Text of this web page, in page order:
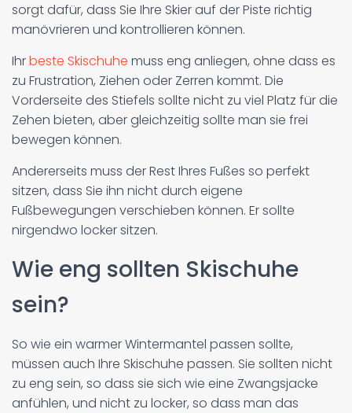
sorgt dafür, dass Sie Ihre Skier auf der Piste richtig
manövrieren und kontrollieren können.
Ihrbeste Skischuhe muss eng anliegen, ohne dass es
zu Frustration, Ziehen oder Zerren kommt. Die
Vorderseite des Stiefels sollte nicht zu viel Platz für die
Zehen bieten, aber gleichzeitig sollte man sie frei
bewegen können.
Andererseits muss der Rest Ihres Fußes so perfekt
sitzen, dass Sie ihn nicht durch eigene
Fußbewegungen verschieben können. Er sollte
nirgendwo locker sitzen.
Wie eng sollten Skischuhe
sein?
So wie ein warmer Wintermantel passen sollte,
müssen auch Ihre Skischuhe passen. Sie sollten nicht
zu eng sein, so dass sie sich wie eine Zwangsjacke
anfühlen, und nicht zu locker, so dass man das